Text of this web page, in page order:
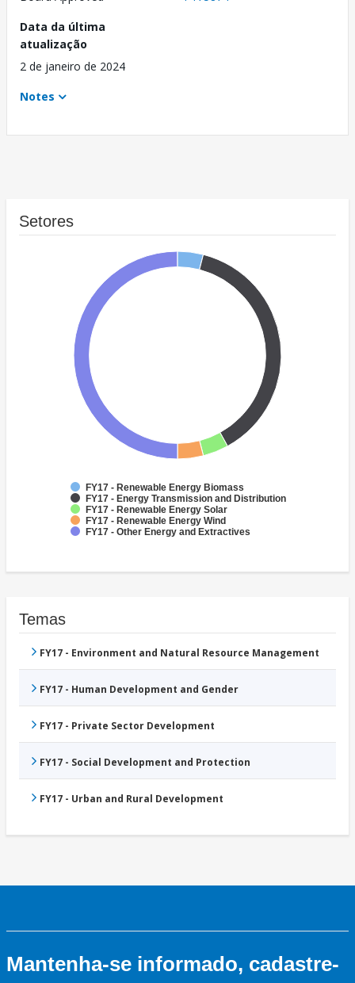
Data da última
atualização
2 de janeiro de 2024
Notes
Setores
FY17 - Renewable Energy Biomass
FY17 - Energy Transmission and Distribution
FY17 - Renewable Energy Solar
FY17 - Renewable Energy Wind
FY17 - Other Energy and Extractives
Temas
FY17 - Environment and Natural Resource Management
FY17 - Human Development and Gender
FY17 - Private Sector Development
FY17 - Social Development and Protection
FY17 - Urban and Rural Development
Mantenha-se informado, cadastre-